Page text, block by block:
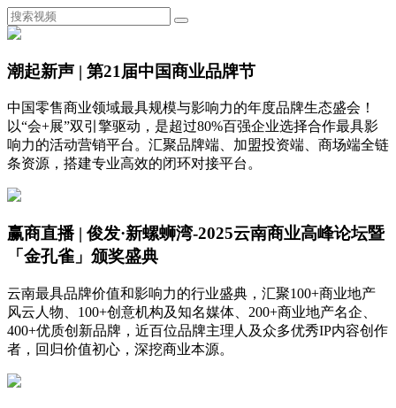
潮起新声 | 第21届中国商业品牌节
中国零售商业领域最具规模与影响力的年度品牌生态盛会！
以“会+展”双引擎驱动，是超过80%百强企业选择合作最具影
响力的活动营销平台。汇聚品牌端、加盟投资端、商场端全链
条资源，搭建专业高效的闭环对接平台。
赢商直播 | 俊发·新螺蛳湾-2025云南商业高峰论坛暨
「金孔雀」颁奖盛典
云南最具品牌价值和影响力的行业盛典，汇聚100+商业地产
风云人物、100+创意机构及知名媒体、200+商业地产名企、
400+优质创新品牌，近百位品牌主理人及众多优秀IP内容创作
者，回归价值初心，深挖商业本源。